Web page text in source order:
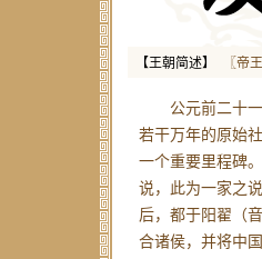
【王朝简述】 〖帝
公元前二十一
若干万年的原始
一个重要里程碑
说，此为一家之
后，都于阳翟（
合诸侯，并将中